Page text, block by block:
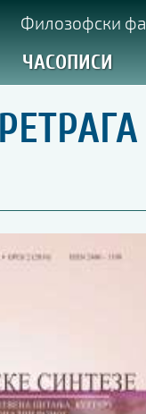
Филозофски
ЧАСОПИСИ